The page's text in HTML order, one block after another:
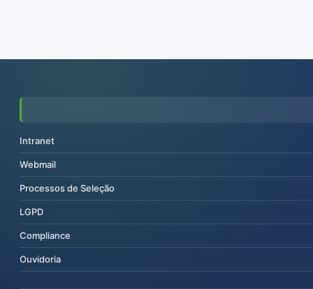
Intranet
Webmail
Processos de Seleção
LGPD
Compliance
Ouvidoria